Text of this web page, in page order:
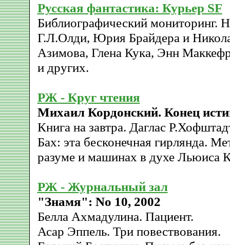
Русская фантастика: Курьер SF
Библиографический мониторинг.
Г.Л.Олди, Юрия Брайдера и
Азимова, Глена Кука, Энн
и других.
РЖ - Круг чтения
Михаил Кордонский. Конец
Книга на завтра. Даглас
Бах: эта бесконечная гирлянда.
разуме и машинах в духе Льюиса
РЖ - Журнальный зал
"Знамя": No 10, 2002
Белла Ахмадулина. Пациент.
Асар Эппель. Три повествования.